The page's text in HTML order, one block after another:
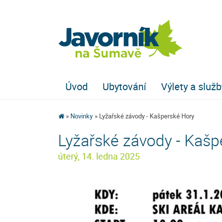
Úvod Ubytování Výlety a
Novinky Lyžařské závody - Kašperské Hory
Lyžařské závody -
úterý, 14. ledna 2025